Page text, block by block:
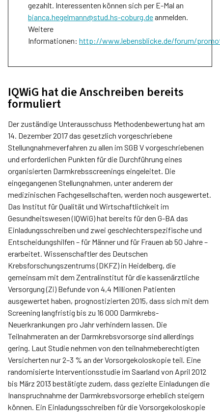
gezahlt. Interessenten können sich per E-Mal an
bianca.hegelmann@stud.hs-coburg.deanmelden.
Weitere
Informationen: http://www.lebensblicke.de/forum/
IQWiG hat die Anschreiben bereits
formuliert
Der zuständige Unterausschuss Methodenbewertung hat am
14. Dezember 2017 das gesetzlich vorgeschriebene
Stellungnahmeverfahren zu allen im SGB V vorgeschriebenen
und erforderlichen Punkten für die Durchführung eines
organisierten Darmkrebsscreenings eingeleitet. Die
eingegangenen Stellungnahmen, unter anderem der
medizinischen Fachgesellschaften, werden noch ausgewertet.
Das Institut für Qualität und Wirtschaftlichkeit im
Gesundheitswesen (IQWiG) hat bereits für den G-BA das
Einladungsschreiben und zwei geschlechterspezifische und
Entscheidungshilfen – für Männer und für Frauen ab 50 Jahre –
erarbeitet. Wissenschaftler des Deutschen
Krebsforschungszentrums (DKFZ) in Heidelberg, die
gemeinsam mit dem Zentralinstitut für die kassenärztliche
Versorgung (Zi) Befunde von 4,4 Millionen Patienten
ausgewertet haben, prognostizierten 2015, dass sich mit dem
Screening langfristig bis zu 16 000 Darmkrebs-
Neuerkrankungen pro Jahr verhindern lassen. Die
Teilnahmeraten an der Darmkrebsvorsorge sind allerdings
gering. Laut Studie nehmen von den teilnahmeberechtigten
Versicherten nur 2–3 % an der Vorsorgekoloskopie teil. Eine
randomisierte Interventionsstudie im Saarland von April 2012
bis März 2013 bestätigte zudem, dass gezielte Einladungen die
Inanspruchnahme der Darmkrebsvorsorge erheblich steigern
können. Ein Einladungsschreiben für die Vorsorgekoloskopie